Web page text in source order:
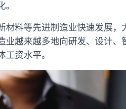
料等先进制造业快速发展，
越来越多地向研发、设计、
资水平。